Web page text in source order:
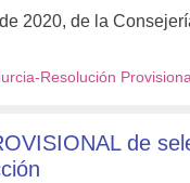
2020, de la
Resolución
de